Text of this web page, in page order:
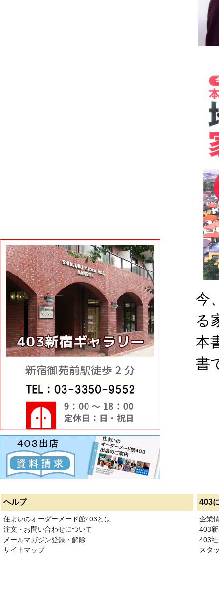
今
る
本
書
ヘルプ 403
住まいのオーダーメード館403とは
注文・お問い合わせについて
メールマガジン登録・解除
サイトマップ
企業
403
403
スタ